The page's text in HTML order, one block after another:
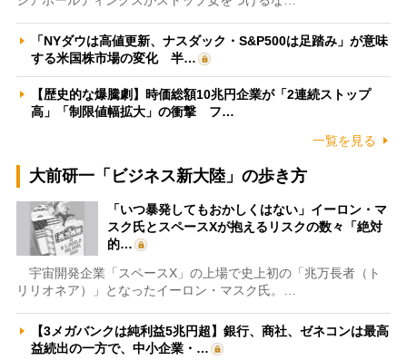
「NYダウは高値更新、ナスダック・S&P500は足踏み」が意味
する米国株市場の変化 半…
【歴史的な爆騰劇】時価総額10兆円企業が「2連続ストップ
高」「制限値幅拡大」の衝撃 フ…
一覧を見る
大前研一「ビジネス新大陸」の歩き方
「いつ暴発してもおかしくはない」イーロン・マ
スク氏とスペースXが抱えるリスクの数々「絶対
的…
宇宙開発企業「スペースX」の上場で史上初の「兆万長者（ト
リリオネア）」となったイーロン・マスク氏。…
【3メガバンクは純利益5兆円超】銀行、商社、ゼネコンは最高
益続出の一方で、中小企業・…